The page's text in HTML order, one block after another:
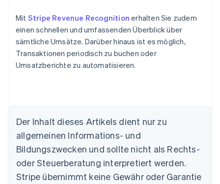
Mit Stripe Revenue Recognition erhalten Sie zudem
einen schnellen und umfassenden Überblick über
sämtliche Umsätze. Darüber hinaus ist es möglich,
Transaktionen periodisch zu buchen oder
Umsatzberichte zu automatisieren.
Der Inhalt dieses Artikels dient nur zu
allgemeinen Informations- und
Bildungszwecken und sollte nicht als Rechts-
oder Steuerberatung interpretiert werden.
Stripe übernimmt keine Gewähr oder Garantie
English
Belgien
Nederlands Français Deutsch English
Brasilien
PortuguêsEnglish
Bulgarien